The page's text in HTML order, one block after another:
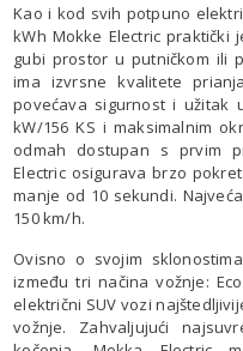
Kao i kod svih potpuno
kWh Mokke Electric praktički
gubi prostor u putničkom ili
ima izvrsne kvalitete
povećava sigurnost i užitak
kW/156 KS i maksimalnim
odmah dostupan s prvim
Electric osigurava brzo
manje od 10 sekundi.
150 km/h.
Ovisno o svojim
između tri načina vožnje:
električni SUV vozi
vožnje. Zahvaljujući